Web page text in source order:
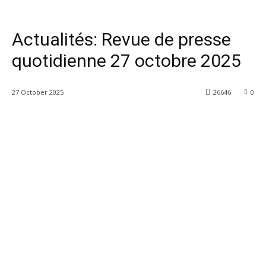
Actualités: Revue de presse
quotidienne 27 octobre 2025
27 October 2025 0
26646